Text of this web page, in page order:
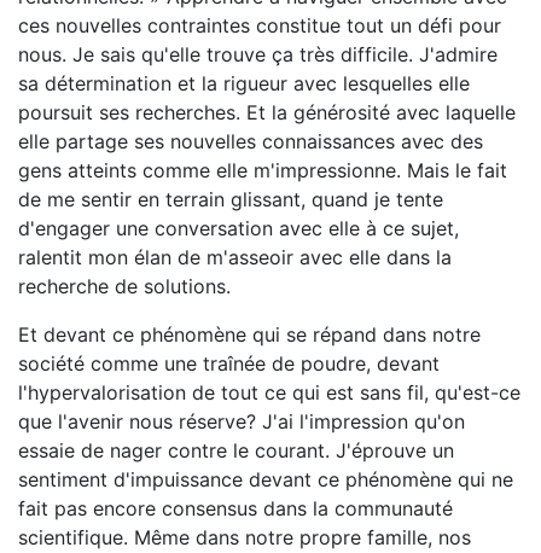
ces nouvelles contraintes constitue tout un défi pour
nous. Je sais qu'elle trouve ça très difficile. J'admire
sa détermination et la rigueur avec lesquelles elle
poursuit ses recherches. Et la générosité avec laquelle
elle partage ses nouvelles connaissances avec des
gens atteints comme elle m'impressionne. Mais le fait
de me sentir en terrain glissant, quand je tente
d'engager une conversation avec elle à ce sujet,
ralentit mon élan de m'asseoir avec elle dans la
recherche de solutions.
Et devant ce phénomène qui se répand dans notre
société comme une traînée de poudre, devant
l'hypervalorisation de tout ce qui est sans fil, qu'est-ce
que l'avenir nous réserve? J'ai l'impression qu'on
essaie de nager contre le courant. J'éprouve un
sentiment d'impuissance devant ce phénomène qui ne
fait pas encore consensus dans la communauté
scientifique. Même dans notre propre famille, nos